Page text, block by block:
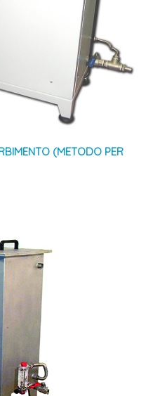
(METODO PER